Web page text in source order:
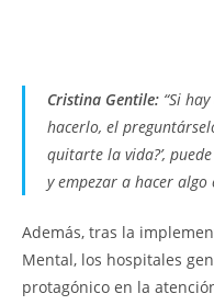
Cristina Gentile: “Si
hacerlo, el
quitarte la vida?’,
y empezar a hacer algo
Además, tras la
Mental, los hospitales
protagónico en la